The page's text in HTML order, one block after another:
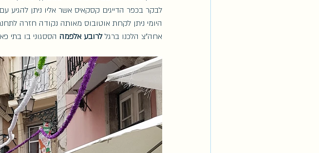
לבקר בכפר הדייגים קסקאיס אשר אליו ניתן
היומי ניתן לקחת אוטובוס מאותה נקודה חזרה
אחה"צ הלכנו ברגל לרובע אלפמה הססגוני בו בתי